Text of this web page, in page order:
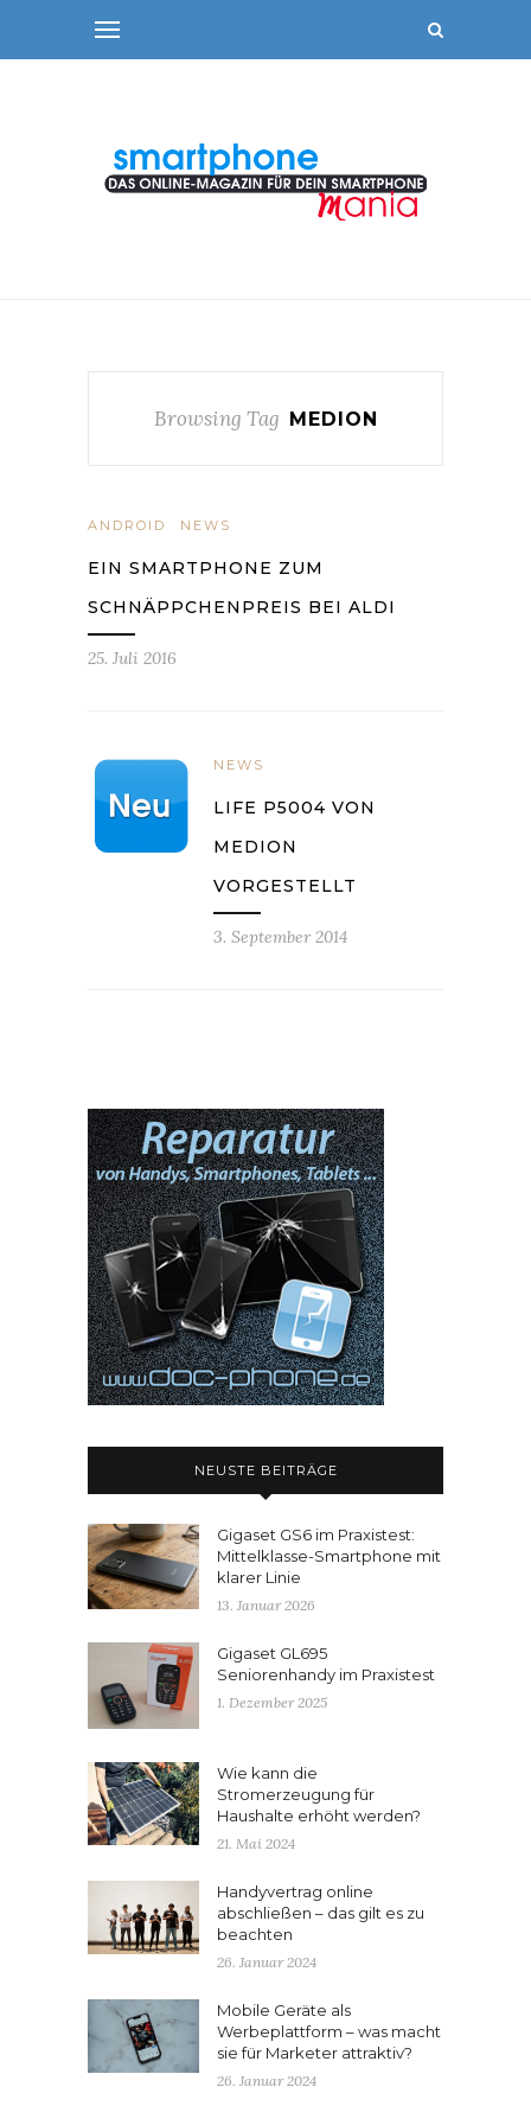
Browsing Tag MEDION
ANDROID NEWS
EIN SMARTPHONE ZUM
SCHNÄPPCHENPREIS BEI ALDI
25. Juli 2016
NEWS
LIFE P5004 VON
MEDION
VORGESTELLT
3. September 2014
NEUSTE BEITRÄGE
Gigaset GS6 im Praxistest:
Mittelklasse-Smartphone mit
klarer Linie
13. Januar 2026
Gigaset GL695
Seniorenhandy im Praxistest
1. Dezember 2025
Wie kann die
Stromerzeugung für
Haushalte erhöht werden?
21. Mai 2024
Handyvertrag online
abschließen – das gilt es zu
beachten
26. Januar 2024
Mobile Geräte als
Werbeplattform – was macht
sie für Marketer attraktiv?
26. Januar 2024